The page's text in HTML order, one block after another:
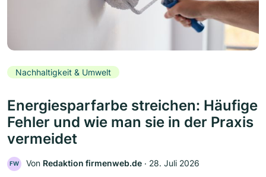
Nachhaltigkeit & Umwelt
Energiesparfarbe streichen: Häufige
Fehler und wie man sie in der Praxis
vermeidet
FW Von Redaktion firmenweb.de ‧ 28. Juli 2026